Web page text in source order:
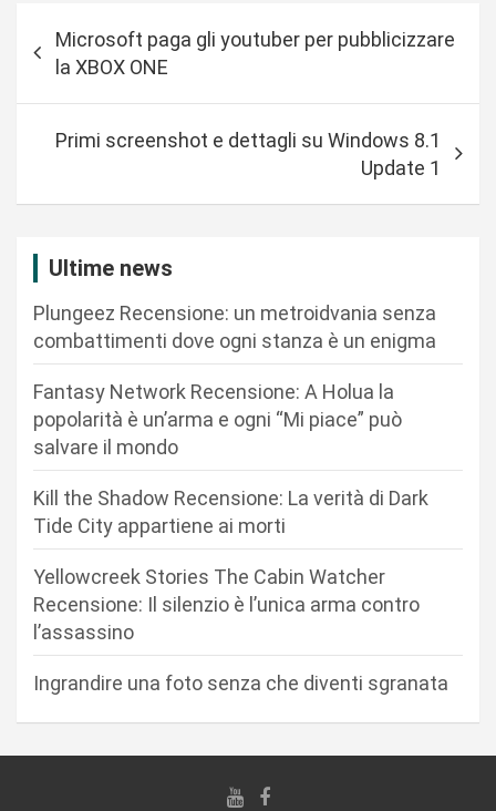
a
Microsoft paga gli youtuber per pubblicizzare
la XBOX ONE
Primi screenshot e dettagli su Windows 8.1
Update 1
Ultime news
Plungeez Recensione: un metroidvania senza
combattimenti dove ogni stanza è un enigma
Fantasy Network Recensione: A Holua la
popolarità è un’arma e ogni “Mi piace” può
salvare il mondo
Kill the Shadow Recensione: La verità di Dark
Tide City appartiene ai morti
Yellowcreek Stories The Cabin Watcher
Recensione: Il silenzio è l’unica arma contro
l’assassino
Ingrandire una foto senza che diventi sgranata